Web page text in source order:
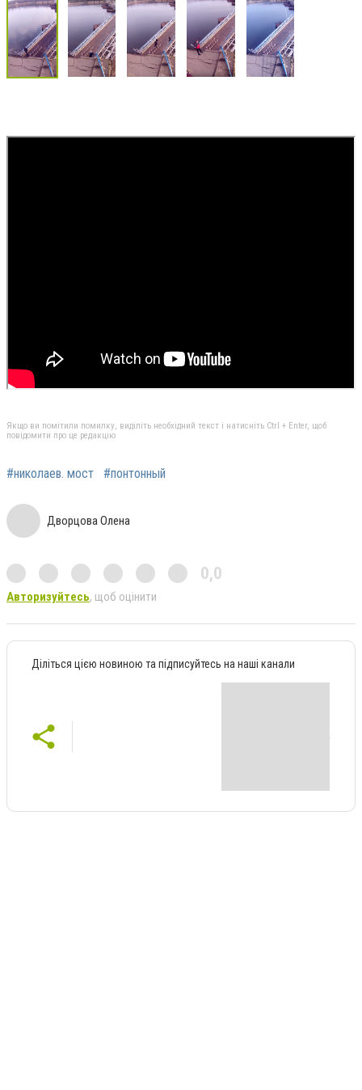
Якщо ви помітили помилку, виділіть необхідний текст і натисніть Ctrl + Enter, щоб
повідомити про це редакцію
#николаев. мост #понтонный
Дворцова Олена
0,0
Авторизуйтесь, щоб оцінити
Діліться цією новиною та підписуйтесь на наші канали